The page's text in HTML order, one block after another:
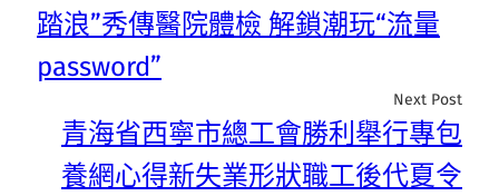
踏浪”秀傳醫院體檢 解鎖潮玩“流量
password”
Next Post
青海省西寧市總工會勝利舉行專包
養網心得新失業形狀職工後代夏令